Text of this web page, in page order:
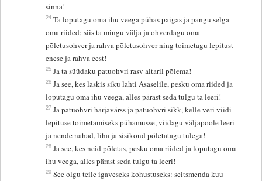
sinna!
24 Ta loputagu oma ihu veega pühas paigas ja pangu selga
oma riided; siis ta mingu välja ja ohverdagu oma
põletusohver ja rahva põletusohver ning toimetagu lepitust
enese ja rahva eest!
25 Ja ta süüdaku patuohvri rasv altaril põlema!
26 Ja see, kes laskis siku lahti Asaselile, pesku oma riided ja
loputagu oma ihu veega, alles pärast seda tulgu ta leeri!
27 Ja patuohvri härjavärss ja patuohvri sikk, kelle veri viidi
lepituse toimetamiseks pühamusse, viidagu väljapoole leeri
ja nende nahad, liha ja sisikond põletatagu tulega!
28 Ja see, kes neid põletas, pesku oma riided ja loputagu oma
ihu veega, alles pärast seda tulgu ta leeri!
29 See olgu teile igaveseks kohustuseks: seitsmenda kuu